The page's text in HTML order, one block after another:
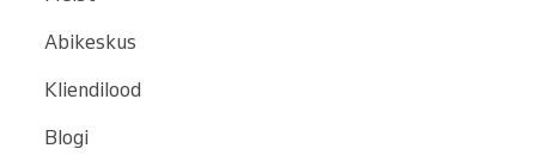
Abikeskus
Kliendilood
Blogi